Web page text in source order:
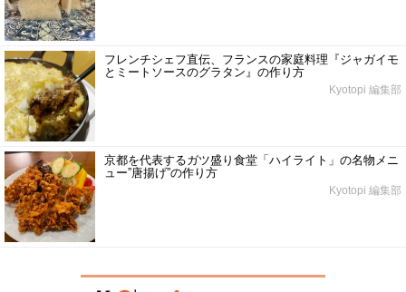
フレンチシェフ直伝、フランスの家庭料理『ジャガイモ
とミートソースのグラタン』の作り方
Kyotopi 編集部
京都を代表するガツ盛り食堂「ハイライト」の名物メニ
ュー”唐揚げ”の作り方
Kyotopi 編集部